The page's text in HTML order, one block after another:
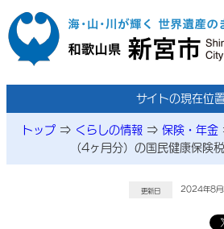
本文へ移動
サイトの現在位
トップ ⇒ くらしの情報 ⇒ 保険・年金
（4ヶ月分）の国民健康保険
更新日 2024年8